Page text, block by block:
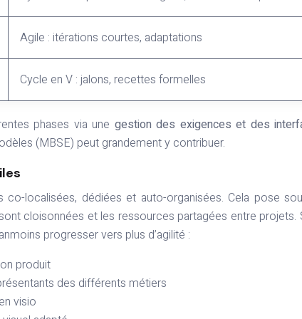
Agile : itérations courtes, adaptations
Cycle en V : jalons, recettes formelles
phases via une gestion des exigences et des
(MBSE) peut grandement y contribuer.
co-localisées, dédiées et auto-organisées. Cela pose
cloisonnées et les ressources partagées entre projets.
progresser vers plus d’agilité :
produit
des différents métiers
visio